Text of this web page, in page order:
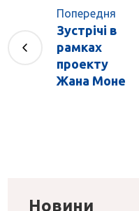
Попередня
Зустрічі в
рамках
проекту
Жана Моне
Новини